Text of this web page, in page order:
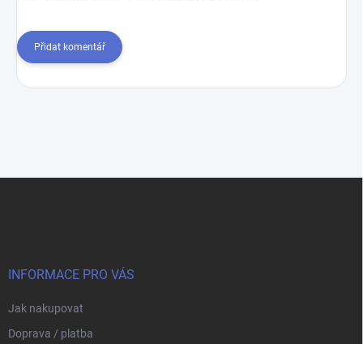
Přidat komentář
INFORMACE PRO VÁS
Jak nakupovat
Doprava / platba